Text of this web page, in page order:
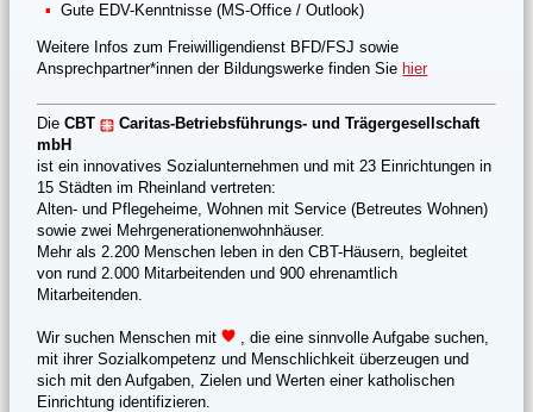
Gute EDV-Kenntnisse (MS-Office / Outlook)
Weitere Infos zum Freiwilligendienst BFD/FSJ sowie
Ansprechpartner*innen der Bildungswerke finden Sie hier
DieCBT
Caritas-Betriebsführungs- und Trägergesellschaft
mbH
ist ein innovatives Sozialunternehmen und mit 23 Einrichtungen in
15 Städten im Rheinland vertreten:
Alten- und Pflegeheime, Wohnen mit Service (Betreutes Wohnen)
sowie zwei Mehrgenerationenwohnhäuser.
Mehr als 2.200 Menschen leben in den CBT-Häusern, begleitet
von rund 2.000 Mitarbeitenden und 900 ehrenamtlich
Mitarbeitenden.
Wir suchen Menschen mit
, die eine sinnvolle Aufgabe suchen,
mit ihrer Sozialkompetenz und Menschlichkeit überzeugen und
sich mit den Aufgaben, Zielen und Werten einer katholischen
Einrichtung identifizieren.